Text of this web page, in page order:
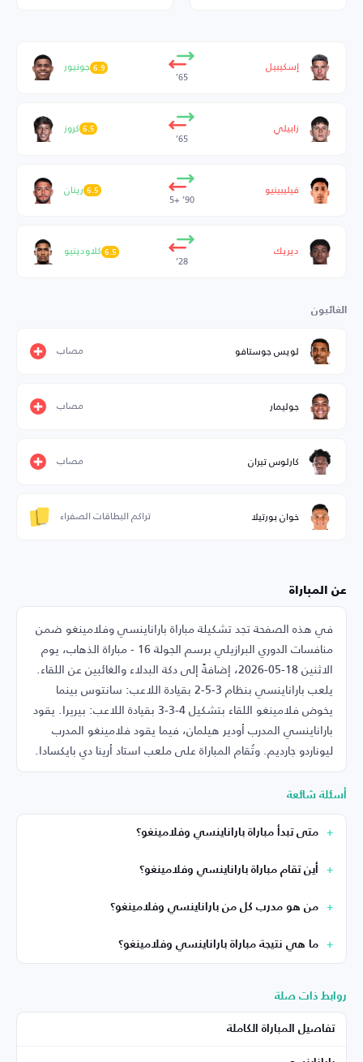
إسكيبيل
65’
جونيور6.9
زابيلي
65’
كروز 6.5
فيليبينيو
90’ +5
رينان 6.5
ديريك
28’
كلاودينيو 6.5
الغائبون
لويس جوستافو مصاب
جوليمار مصاب
كارلوس تيران مصاب
خوان بورتيلا تراكم البطاقات الصفراء
عن المباراة
في هذه الصفحة تجد تشكيلة مباراة باراناينسي وفلامينغو ضمن
منافسات الدوري البرازيلي برسم الجولة 16 - مباراة الذهاب، يوم
الاثنين 18-05-2026، إضافةً إلى دكة البدلاء والغائبين عن اللقاء.
يلعب باراناينسي بنظام 3-5-2 بقيادة اللاعب: سانتوس بينما
يخوض فلامينغو اللقاء بتشكيل 4-3-3 بقيادة اللاعب: بيريرا. يقود
باراناينسي المدرب أودير هيلمان، فيما يقود فلامينغو المدرب
ليوناردو جارديم. وتُقام المباراة على ملعب استاد أرينا دي بايكسادا.
أسئلة شائعة
متى تبدأ مباراة باراناينسي وفلامينغو؟
أين تقام مباراة باراناينسي وفلامينغو؟
من هو مدرب كل من باراناينسي وفلامينغو؟
ما هي نتيجة مباراة باراناينسي وفلامينغو؟
روابط ذات صلة
تفاصيل المباراة الكاملة